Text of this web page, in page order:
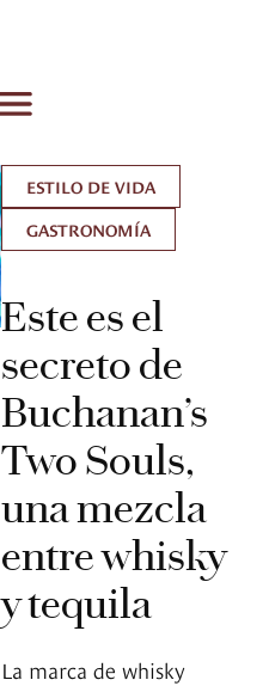
ESTILO DE VIDA
GASTRONOMÍA
Este es el
secreto de
Buchanan’s
Two Souls,
una mezcla
entre whisky
y tequila
La marca de whisky